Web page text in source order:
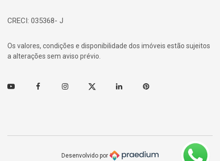
CRECI: 035368- J
Os valores, condições e disponibilidade dos imóveis estão sujeitos
a alterações sem aviso prévio.
Youtube FacebookInstagramTwitter Linkedin Pinterest
Desenvolvido por